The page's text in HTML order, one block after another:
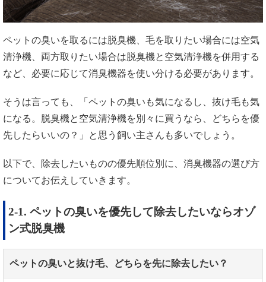
ペットの臭いを取るには脱臭機、毛を取りたい場合には空気
清浄機、両方取りたい場合は脱臭機と空気清浄機を併用する
など、必要に応じて消臭機器を使い分ける必要があります。
そうは言っても、「ペットの臭いも気になるし、抜け毛も気
になる。脱臭機と空気清浄機を別々に買うなら、どちらを優
先したらいいの？」と思う飼い主さんも多いでしょう。
以下で、除去したいものの優先順位別に、消臭機器の選び方
についてお伝えしていきます。
2-1. ペットの臭いを優先して除去したいならオゾ
ン式脱臭機
ペットの臭いと抜け毛、どちらを先に除去したい？